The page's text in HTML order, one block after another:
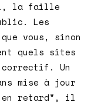
la faille
Les
vous, sinon
quels sites
correctif. Un
mise à jour
en retard", il